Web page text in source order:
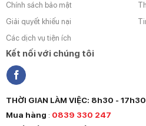
Chính sách bảo mật
Giải quyết khiếu nại
Các dịch vụ tiện ích
Kết nối với chúng tôi
THỜI GIAN LÀM VIỆC: 8h30 - 17h30
Mua hàng : 0839 330 247